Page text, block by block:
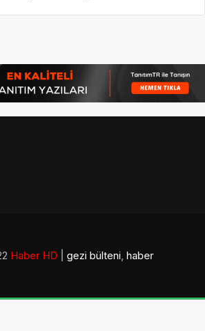
Haber HD gezi bülteni, haber